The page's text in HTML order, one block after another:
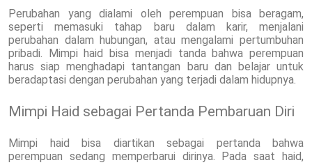
Perubahan yang dialami oleh perempuan bisa beragam,
seperti memasuki tahap baru dalam karir, menjalani
perubahan dalam hubungan, atau mengalami pertumbuhan
pribadi. Mimpi haid bisa menjadi tanda bahwa perempuan
harus siap menghadapi tantangan baru dan belajar untuk
beradaptasi dengan perubahan yang terjadi dalam hidupnya.
Mimpi Haid sebagai Pertanda Pembaruan Diri
Mimpi haid bisa diartikan sebagai pertanda bahwa
perempuan sedang memperbarui dirinya. Pada saat haid,